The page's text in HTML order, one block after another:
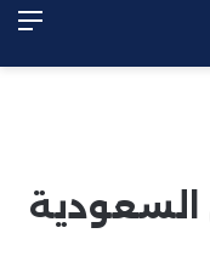
السعودية